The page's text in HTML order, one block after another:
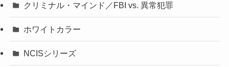
クリミナル・マインド／FBI vs. 異常犯罪
ホワイトカラー
NCISシリーズ